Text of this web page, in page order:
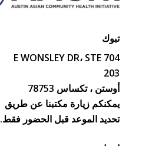
تبوك
704 E WONSLEY DR، STE
203
أوستن ، تكساس 78753
يمكنكم زيارة مكتبنا عن طريق
تحديد الموعد قبل الحضور فقط.